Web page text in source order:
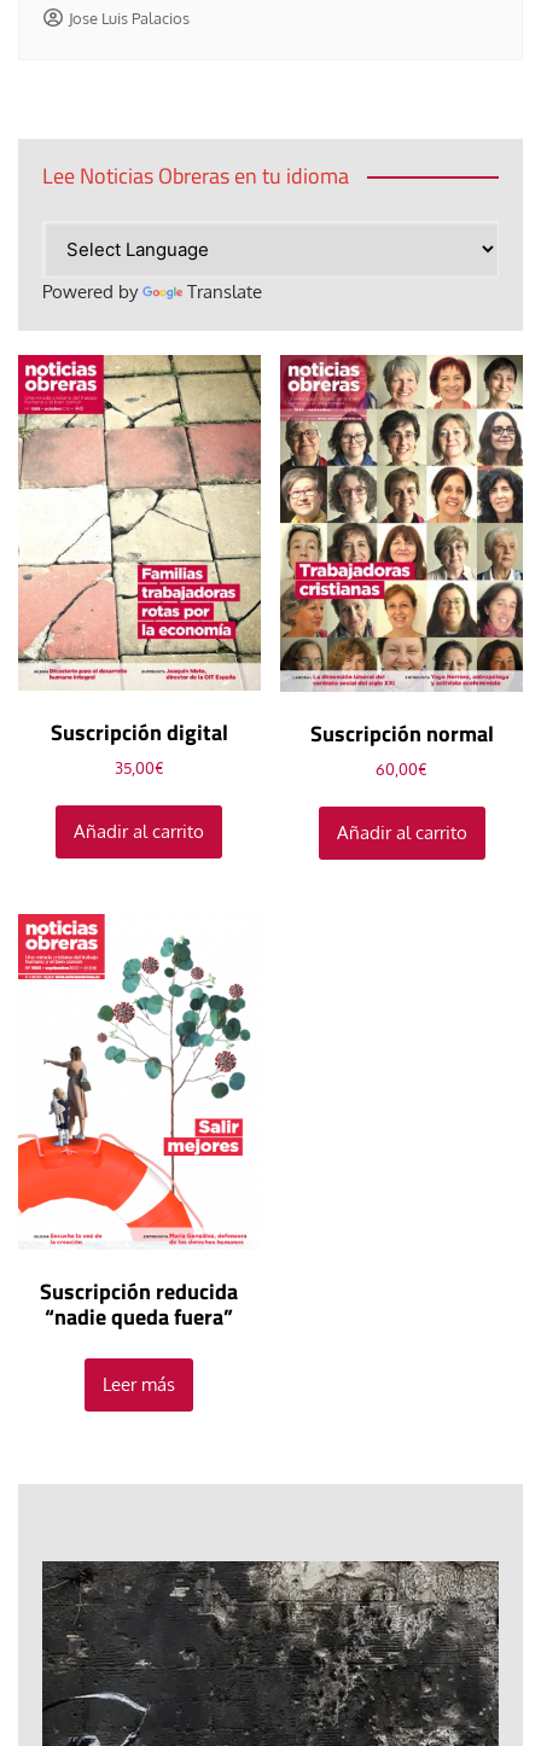
Jose Luis Palacios
Lee Noticias Obreras en tu idioma
Powered by Translate
Suscripción digital
35,00€
Añadir al carrito
Suscripción normal
60,00€
Añadir al carrito
Suscripción reducida
“nadie queda fuera”
Leer más